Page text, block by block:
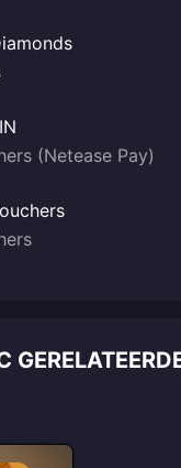
(Netease Pay)